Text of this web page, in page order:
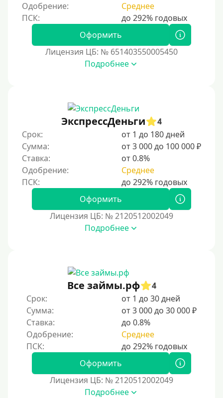
Одобрение:
Среднее
Оформить
Лицензия ЦБ: № 651403550005450
Подробнее
ЭкспрессДеньги
4
Срок:
от 1 до 180 дней
Сумма:
от 3 000 до 100 000 ₽
Ставка:
от 0.8%
Одобрение:
Среднее
Оформить
Лицензия ЦБ: № 2120512002049
Подробнее
Все займы.рф
4
Срок:
от 1 до 30 дней
Сумма:
от 3 000 до 30 000 ₽
Ставка:
до 0.8%
Одобрение:
Среднее
Оформить
Лицензия ЦБ: № 2120512002049
Подробнее